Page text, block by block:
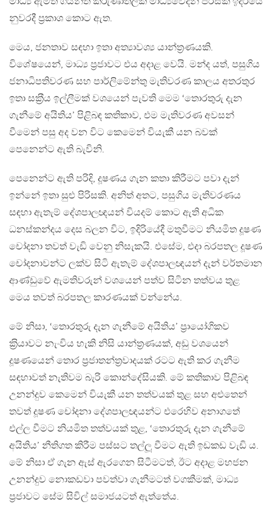
නුවරදී ප‍්‍රකාශ කොට ඇත.
මෙය, ජනතාව සඳහා ඉතා අත්‍යාවශ්‍ය යාන්ත‍්‍රණයකි.
විශේෂයෙන්, මාධ්‍ය ප‍්‍රජාවට එය අදාළ වෙයි. මන්ද යත්, පසුගිය
ජනාධිපතිවරණ සහ පාර්ලිමේන්තු මැතිවරණ කාලය අතරතුර
ඉතා සක‍්‍රීය ඉල්ලීමක් වශයෙන් පැවති මෙම ‘තොරතුරු දැන
ගැනීමේ අයිතිය’ පිළිබඳ කතිකාව, එම මැතිවරණ අවසන්
වීමෙන් පසු අද වන විට කෙමෙන් වියැකී යන බවක්
පෙනෙන්ට ඇති බැවිනි.
පෙනෙන්ට ඇති පරිදි, දූෂණය ගැන කතා කිරීමට පවා දැන්
ඉන්නේ ඉතා සුළු පිරිසකි. අනිත් අතට, පසුගිය මැතිවරණය
සඳහා ඇතැම් දේශපාලඥයන් වියදම් කොට ඇති අධික
ධනස්කන්දය දෙස බලන විට, ඉදිරියේදී මතුවීමට නියමිත දූෂණ
චෝදනා තවත් වැඩි වෙනු නිසැකයි. එසේම, එදා බරපතල දූෂණ
චෝදනාවන්ට ලක්ව සිටි ඇතැම් දේශපාලඥයන් දැන් වර්තමාන
ආණ්ඩුවේ ඇමතිවරුන් වශයෙන් පත්ව සිටින තත්වය තුළ
මෙය තවත් බරපතල කාරණයක් වන්නේය.
මේ නිසා, ‘තොරතුරු දැන ගැනීමේ අයිතිය’ ප‍්‍රායෝගිකව
ක‍්‍රියාවට නැංවිය හැකි නිසි යාන්ත‍්‍රණයක්, අඩු වශයෙන්
දූෂණයෙන් තොර ප‍්‍රජාතන්ත‍්‍රවාදයක් රටට ඇති කර ගැනීම
සඳහාවත් නැතිවම බැරි කොන්දේසියකි. මේ කතිකාව පිළිබඳ
උනන්දුව කෙමෙන් වියැකී යන තත්වයක් තුළ සහ අළුතෙන්
තවත් දූෂණ චෝදනා දේශපාලඥයන්ට එරෙහිව අනාගතේ
එල්ල වීමට නියමිත තත්වයක් තුළ, ‘තොරතුරු දැන ගැනීමේ
අයිතිය’ නීතිගත කිරීම පස්සට තල්ලූ වීමට ඇති ඉඩකඩ වැඩි ය.
මේ නිසා ඒ ගැන ඇස් ඇරගෙන සිටීමටත්, ඊට අදාළ මහජන
උනන්දුව නොකඩවා පවත්වා ගැනීමටත් වගකීමක්, මාධ්‍ය
ප‍්‍රජාවට සේම සිවිල් සමාජයටත් ඇත්තේය.